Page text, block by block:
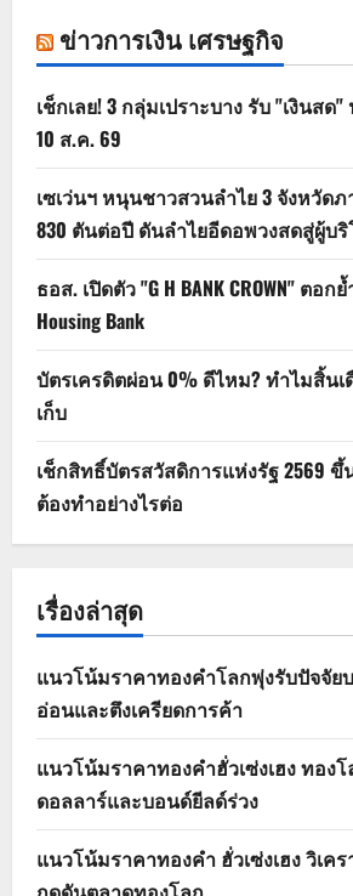
ข่าวการเงิน เศรษฐกิจ
เช็กเลย! 3 กลุ่มเปราะบาง รับ "เงินส
10 ส.ค. 69
เซเว่นฯ หนุนชาวสวนลำไย 3 จังหวัด
830 ตันต่อปี ดันลำไยอีดอพวงสดสู่ผู้บ
ธอส. เปิดตัว "G H BANK CROWN" ตอ
Housing Bank
บัตรเครดิตผ่อน 0% ดีไหม? ทำไมสิ้นเ
เก็บ
เช็กสิทธิ์บัตรสวัสดิการแห่งรัฐ 2569
ต้องทำอย่างไรต่อ
เรื่องล่าสุด
แนวโน้มราคาทองคำโลกพุ่งรับปัจจัย
อ่อนและตึงเครียดการค้า
แนวโน้มราคาทองคำฮั่วเซ่งเฮง ทอง
ดอลลาร์และบอนด์ยีลด์ร่วง
แนวโน้มราคาทองคำ ฮั่วเซ่งเฮง วิเค